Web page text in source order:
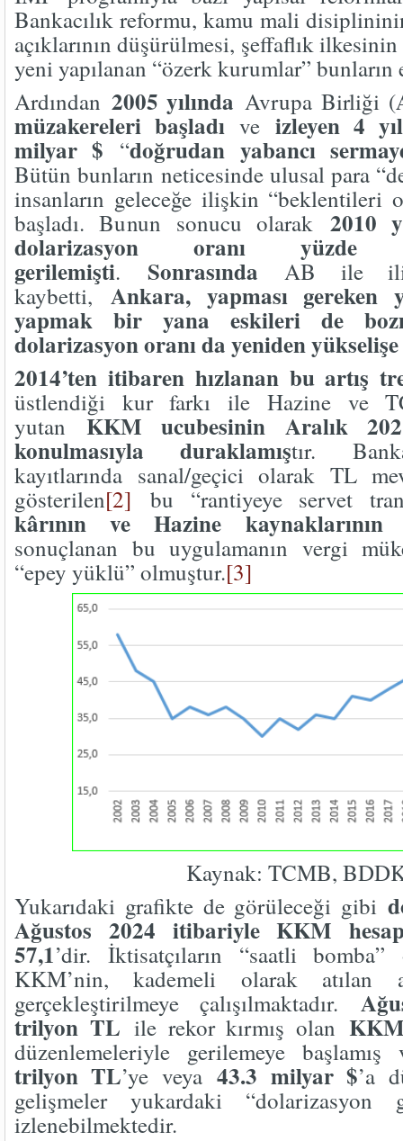
Bankacılık reformu, kamu mali
açıklarının düşürülmesi, şeffaflık
yeni yapılanan “özerk kurumlar”
Ardından 2005 yılında Avrupa Birliği (
müzakereleri başladıveizleyen 4
milyar $ “doğrudan yabancı
Bütün bunların neticesinde ulusal para
insanların geleceğe ilişkin “beklentileri
başladı. Bunun sonucu olarak 2010
dolarizasyon oranı yüzde
gerilemişti. SonrasındaAB ile
kaybetti, Ankara, yapması gereken
yapmak bir yana eskileri de
dolarizasyon oranı da yeniden
2014’ten itibaren hızlanan bu artış
üstlendiği kur farkı ile Hazine ve
yutanKKM ucubesinin Aralık
konulmasıyla duraklamıştır.
kayıtlarında sanal/geçici olarak TL
gösterilen[2] bu “rantiyeye servet
kârının ve Hazine kaynaklarının
sonuçlanan bu uygulamanın vergi
“epey yüklü” olmuştur.[3]
Kaynak: TCMB,
Yukarıdaki grafikte de görüleceği gibi
Ağustos 2024 itibariyle KKM
57,1’dir. İktisatçıların “saatli bomba”
KKM’nin, kademeli olarak atılan
gerçekleştirilmeye çalışılmaktadır.
trilyon TL ile rekor kırmış olan
düzenlemeleriyle gerilemeye
trilyon TL’ye veya43.3 milyar $’a
gelişmeler yukardaki “dolarizasyon
izlenebilmektedir.